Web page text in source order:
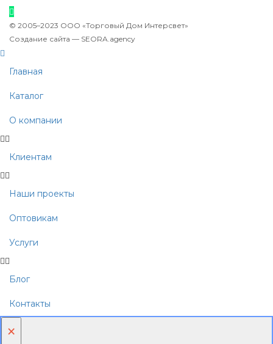
© 2005–2023 ООО «Торговый Дом Интерсвет»
Создание сайта — SEORA.agency
Главная
Каталог
О компании
Клиентам
Наши проекты
Оптовикам
Услуги
Блог
Контакты
×